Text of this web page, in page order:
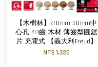
【木樹林】210mm 30mm中
心孔 48齒 木材 薄齒型圓鋸
片 充電式 【義大利Freud】
NT$ 1,320